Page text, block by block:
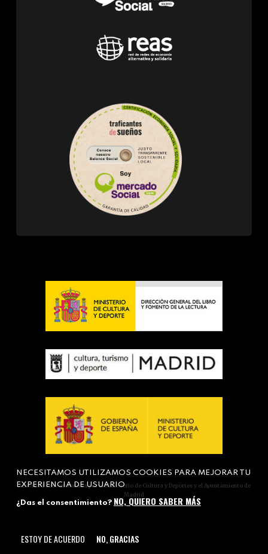
Actividad subvencionada por el Ministerio de Cultura y Deportes y el Ayuntamiento de
Madrid
NECESITAMOS UTILIZAMOS COOKIES PARA MEJORAR TU
EXPERIENCIA DE USUARIO
¿Das el consentimiento? NO, QUIERO SABER MÁS
ESTOY DE ACUERDO NO, GRACIAS